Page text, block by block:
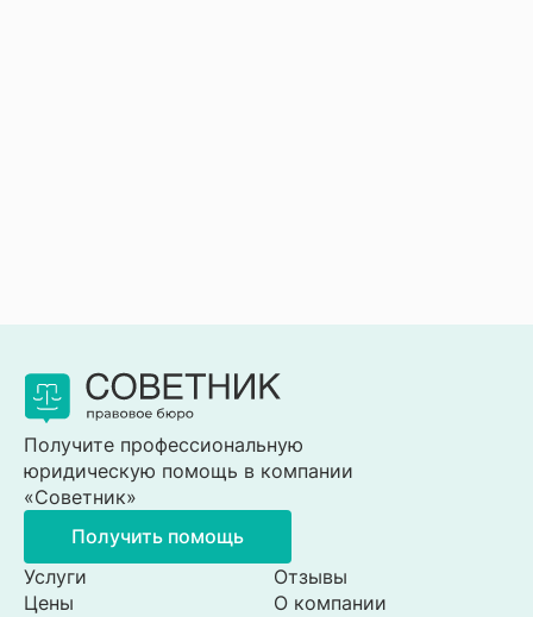
Получите профессиональную
юридическую помощь в компании
«Советник»
Получить помощь
Услуги
Цены
Отзывы
О компании